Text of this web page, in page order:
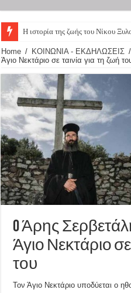
Η ιστορία της ζωής του Νίκου
Home / ΚΟΙΝΩΝΙΑ - ΕΚΔΗΛΩΣΕΙΣ /
Άγιο Νεκτάριο σε ταινία για τη ζωή
O Άρης
Άγιο Νεκτάριο σε
του
Τον Άγιο Νεκτάριο υποδύεται ο